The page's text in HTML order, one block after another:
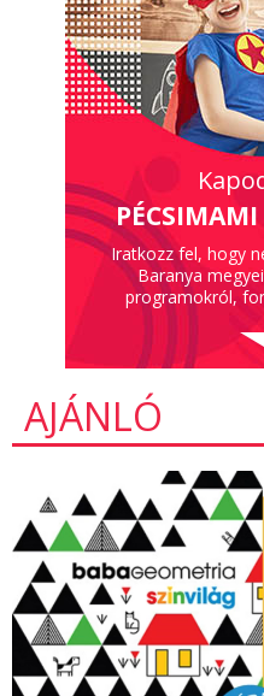
PÉCSIMAMI
Iratkozz fel, hogy
Baranya
programokról,
AJÁNLÓ